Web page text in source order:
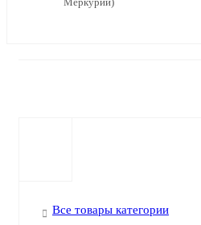
Все товары категории